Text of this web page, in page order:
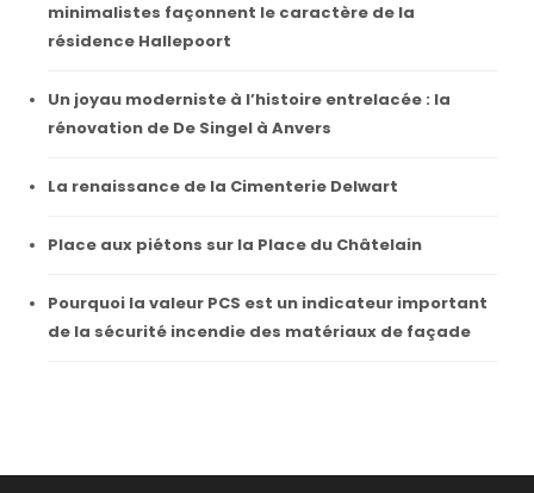
minimalistes façonnent le caractère de la
résidence Hallepoort
Un joyau moderniste à l’histoire entrelacée : la
rénovation de De Singel à Anvers
La renaissance de la Cimenterie Delwart
Place aux piétons sur la Place du Châtelain
Pourquoi la valeur PCS est un indicateur important
de la sécurité incendie des matériaux de façade